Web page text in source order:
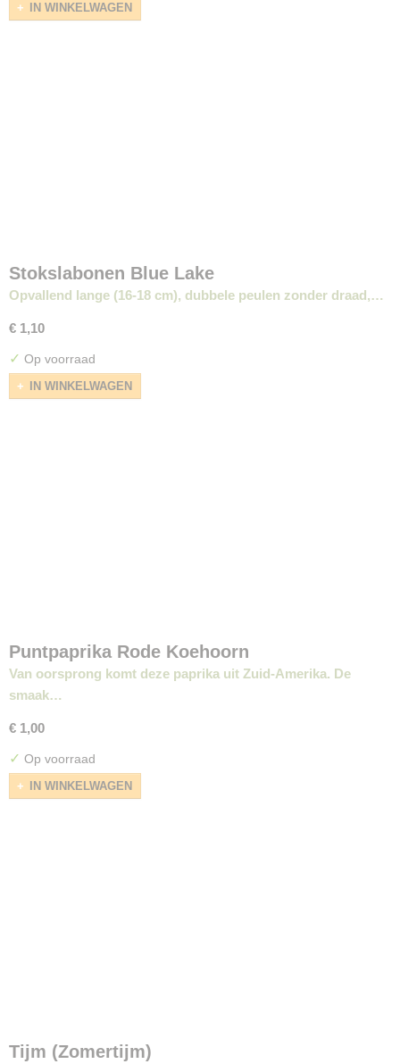
IN WINKELWAGEN
Stokslabonen Blue Lake
Opvallend lange (16-18 cm), dubbele peulen zonder draad,…
€ 1,10
✓ Op voorraad
IN WINKELWAGEN
Puntpaprika Rode Koehoorn
Van oorsprong komt deze paprika uit Zuid-Amerika. De
smaak…
€ 1,00
✓ Op voorraad
IN WINKELWAGEN
Tijm (Zomertijm)